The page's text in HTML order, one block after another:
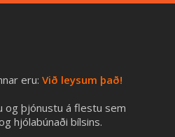
eru: Við leysum það!
og þjónustu á flestu sem
hjólabúnaði bílsins.